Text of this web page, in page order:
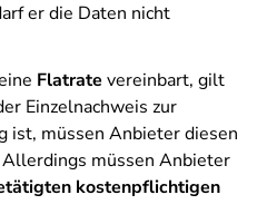
er die Daten nicht
Flatrate vereinbart, gilt
Einzelnachweis zur
ist, müssen Anbieter diesen
müssen Anbieter
kostenpflichtigen